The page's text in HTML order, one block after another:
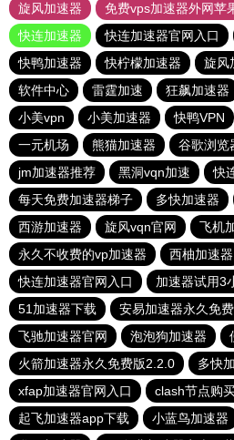
旋风加速器
免费vps加速器外网苹
快连加速器
快连加速器官网入口
快鸭加速器
快柠檬加速器 旋风
软件中心
雷霆加速 狂飙加速器
小美vpn
小美加速器 快鸭VPN
一元机场
熊猫加速器 谷歌浏览
jm加速器推荐
黑洞vqn加速 快
每天免费加速器梯子
多快加速器
西游加速器
旋风vqn官网
飞机
永久不收费的vp加速器
西柚加速器
快连加速器官网入口
加速器试用3
51加速器下载
安易加速器永久免
飞驰加速器官网
泡泡狗加速器
火箭加速器永久免费版2.2.0
多快
xfap加速器官网入口
clash节点购
起飞加速器app下载
小蓝鸟加速器